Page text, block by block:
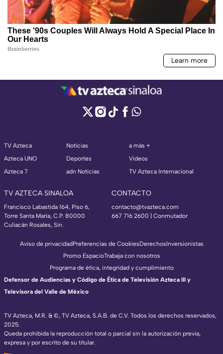
TV Azteca
Azteca UNO
Azteca 7
Noticias
Deportes
adn Noticias
a más +
Videos
TV Azteca Internacional
TV AZTECA SINALOA
Francisco Labastida 164, Piso 6,
Torre Santa María, C.P. 80000
Culiacán Rosales, Sin.
CONTACTO
contacto@tvazteca.com
667 716 2600 | Conmutador
TV Azteca, M.R. & ©, TV Azteca, S.A.B. de C.V. Todos los derechos reservados,
2025.
Queda prohibida la reproducción total o parcial sin la autorización previa,
expresa y por escrito de su titular.
Aviso de privacidadPreferencias de CookiesDerechosInversionistas
Promo EspacioTrabaja con nosotros
Programa de ética, integridad y cumplimiento
Defensor de Audiencias y Código de Ética de Televisión Azteca III y
Televisora del Valle de México